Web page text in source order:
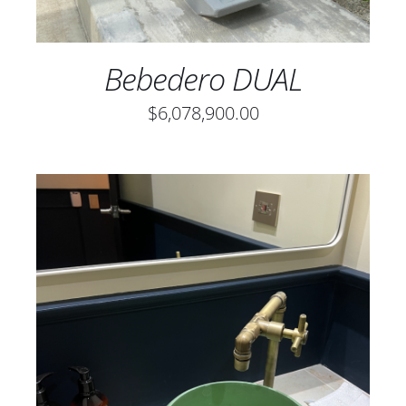
Bebedero DUAL
$6,078,900.00
SELECCIONAR OPCIONES
ESTE
PRODUCTO
DETALLES